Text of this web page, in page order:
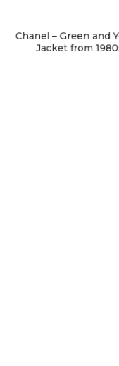
Chanel – Green and
Jacket from